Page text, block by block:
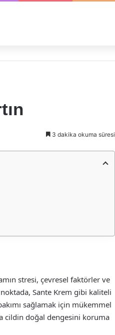
3 dakika okuma süresi
stresi, çevresel faktörler ve
Sante Krem gibi kaliteli
sağlamak için mükemmel
cildin doğal dengesini koruma